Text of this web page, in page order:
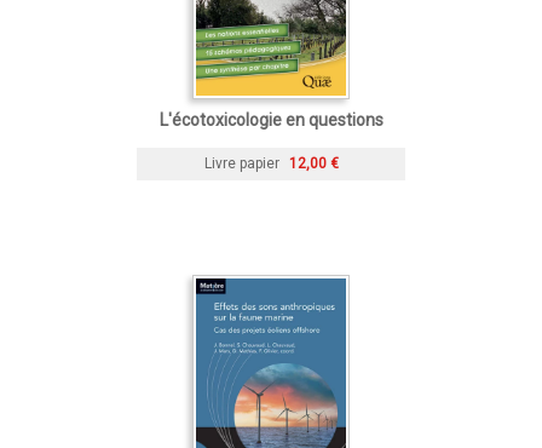
L'écotoxicologie en questions
Livre papier 12,00 €